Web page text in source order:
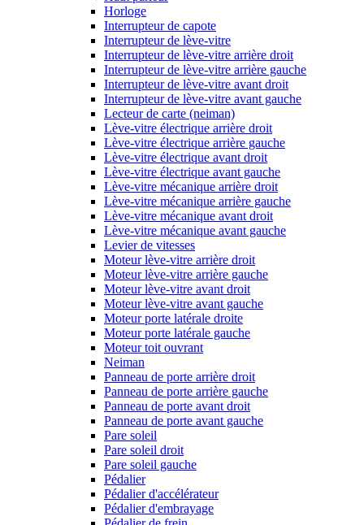
Horloge
Interrupteur de capote
Interrupteur de lève-vitre
Interrupteur de lève-vitre arrière droit
Interrupteur de lève-vitre arrière gauche
Interrupteur de lève-vitre avant droit
Interrupteur de lève-vitre avant gauche
Lecteur de carte (neiman)
Lève-vitre électrique arrière droit
Lève-vitre électrique arrière gauche
Lève-vitre électrique avant droit
Lève-vitre électrique avant gauche
Lève-vitre mécanique arrière droit
Lève-vitre mécanique arrière gauche
Lève-vitre mécanique avant droit
Lève-vitre mécanique avant gauche
Levier de vitesses
Moteur lève-vitre arrière droit
Moteur lève-vitre arrière gauche
Moteur lève-vitre avant droit
Moteur lève-vitre avant gauche
Moteur porte latérale droite
Moteur porte latérale gauche
Moteur toit ouvrant
Neiman
Panneau de porte arrière droit
Panneau de porte arrière gauche
Panneau de porte avant droit
Panneau de porte avant gauche
Pare soleil
Pare soleil droit
Pare soleil gauche
Pédalier
Pédalier d'accélérateur
Pédalier d'embrayage